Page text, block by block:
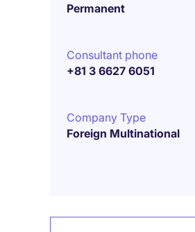
Permanent
Consultant phone
+81 3 6627 6051
Company Type
Foreign Multinational